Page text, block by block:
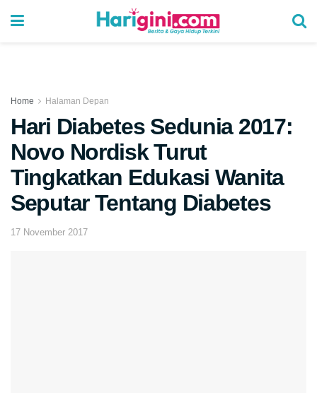
Home Halaman Depan
Hari Diabetes Sedunia 2017:
Novo Nordisk Turut
Tingkatkan Edukasi Wanita
Seputar Tentang Diabetes
17 November 2017